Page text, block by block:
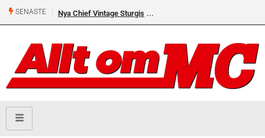
SENASTE Nya Chief Vintage Sturgis